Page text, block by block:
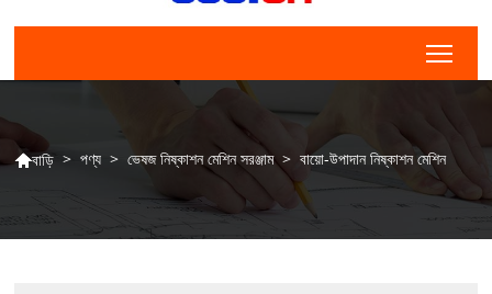
বাড়ি > পণ্য > ভেষজ নিষ্কাশন মেশিন সরঞ্জাম > বায়ো-উপাদান নিষ্কাশন মেশিন